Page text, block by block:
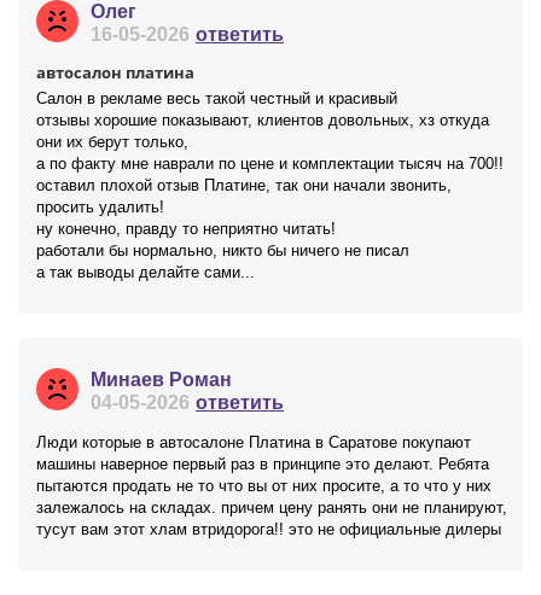
Олег
16-05-2026 ответить
автосалон платина
Салон в рекламе весь такой честный и красивый
отзывы хорошие показывают, клиентов довольных, хз откуда
они их берут только,
а по факту мне наврали по цене и комплектации тысяч на 700!!
оставил плохой отзыв Платине, так они начали звонить,
просить удалить!
ну конечно, правду то неприятно читать!
работали бы нормально, никто бы ничего не писал
а так выводы делайте сами...
Минаев Роман
04-05-2026 ответить
Люди которые в автосалоне Платина в Саратове покупают
машины наверное первый раз в принципе это делают. Ребята
пытаются продать не то что вы от них просите, а то что у них
залежалось на складах. причем цену ранять они не планируют,
тусут вам этот хлам втридорога!! это не официальные дилеры